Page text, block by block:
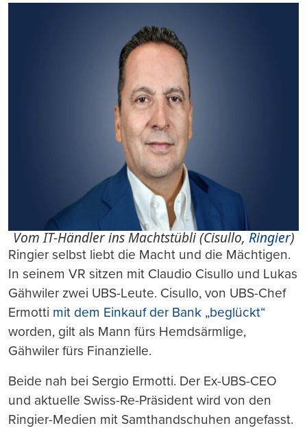
Vom IT-Händler ins Machtstübli (Cisullo, Ringier)
Ringier selbst liebt die Macht und die Mächtigen.
In seinem VR sitzen mit Claudio Cisullo und Lukas
Gähwiler zwei UBS-Leute. Cisullo, von UBS-Chef
Ermotti mit dem Einkauf der Bank „beglückt“
worden, gilt als Mann fürs Hemdsärmlige,
Gähwiler fürs Finanzielle.
Beide nah bei Sergio Ermotti. Der Ex-UBS-CEO
und aktuelle Swiss-Re-Präsident wird von den
Ringier-Medien mit Samthandschuhen angefasst.